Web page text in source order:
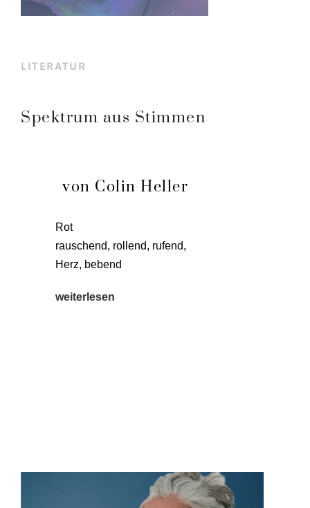
LITERATUR
Spektrum aus Stimmen
von Colin Heller
Rot
rau­schend, rol­lend, rufend,
Herz, bebend
wei­ter­le­sen